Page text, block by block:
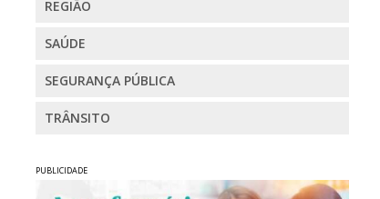
REGIÃO
SAÚDE
SEGURANÇA PÚBLICA
TRÂNSITO
PUBLICIDADE